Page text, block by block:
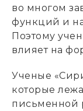
во многом
функций и
Поэтому
влияет на
Ученые
которые
письменной